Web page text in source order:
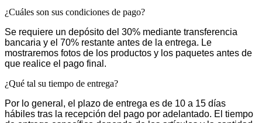
¿Cuáles son sus condiciones de pago?
Se requiere un depósito del 30% mediante transferencia
bancaria y el 70% restante antes de la entrega. Le
mostraremos fotos de los productos y los paquetes antes de
que realice el pago final.
¿Qué tal su tiempo de entrega?
Por lo general, el plazo de entrega es de 10 a 15 días
hábiles tras la recepción del pago por adelantado. El tiempo